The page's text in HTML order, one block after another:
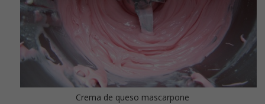
Crema de queso mascarpone